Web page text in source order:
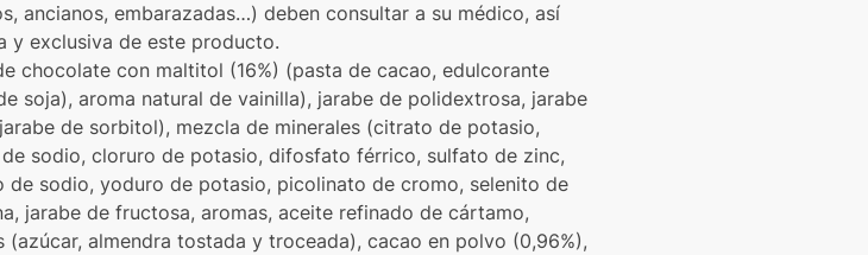
ancianos, embarazadas…) deben consultar a su médico, así
y exclusiva de este producto.
chocolate con maltitol (16%) (pasta de cacao, edulcorante
soja), aroma natural de vainilla), jarabe de polidextrosa, jarabe
de sorbitol), mezcla de minerales (citrato de potasio,
sodio, cloruro de potasio, difosfato férrico, sulfato de zinc,
sodio, yoduro de potasio, picolinato de cromo, selenito de
jarabe de fructosa, aromas, aceite refinado de cártamo,
almendra tostada y troceada), cacao en polvo (0,96%),